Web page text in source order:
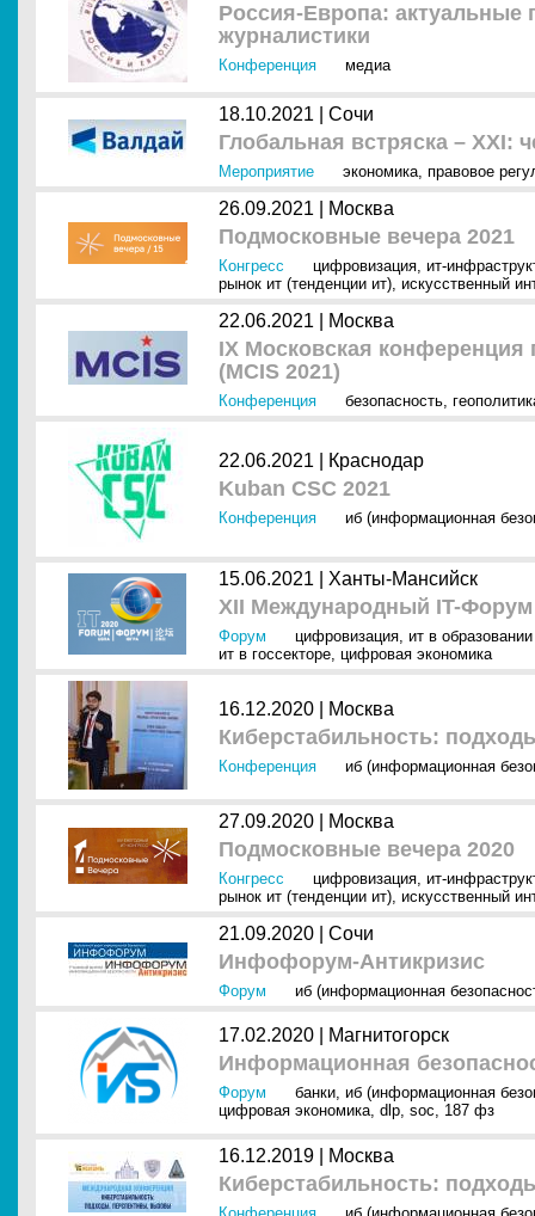
Россия-Европа:
журналистики
Конференция медиа
18.10.2021 | Сочи
Глобальная встряска – XXI:
Мероприятие экономика, правовое
26.09.2021 | Москва
Подмосковные вечера 2021
Конгресс цифровизация, ит-
рынок ит (тенденции ит), искусственный
22.06.2021 | Москва
IX Московская конференция
(MCIS 2021)
Конференция безопасность,
22.06.2021 | Краснодар
Kuban CSC 2021
Конференция иб (информационная
15.06.2021 | Ханты-Мансийск
XII Международный IT-
Форум цифровизация, ит в
ит в госсекторе, цифровая экономика
16.12.2020 | Москва
Киберстабильность:
Конференция иб (информационная
27.09.2020 | Москва
Подмосковные вечера 2020
Конгресс цифровизация, ит-
рынок ит (тенденции ит), искусственный
21.09.2020 | Сочи
Инфофорум-Антикризис
Форум иб (информационная
17.02.2020 | Магнитогорск
Информационная
Форум банки, иб (информационная
цифровая экономика, dlp, soc, 187 фз
16.12.2019 | Москва
Киберстабильность: